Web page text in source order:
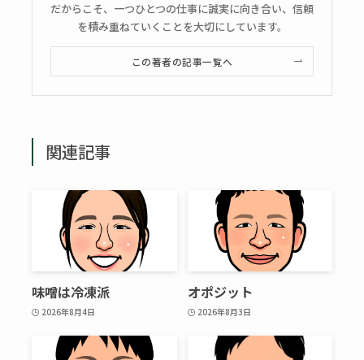
だからこそ、一つひとつの仕事に誠実に向き合い、信頼
を積み重ねていくことを大切にしています。
この著者の記事一覧へ
関連記事
味噌は冷凍派
2026年8月4日
オポジット
2026年8月3日